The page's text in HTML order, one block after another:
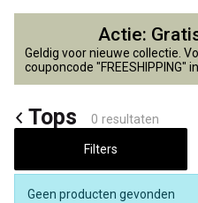
Tops
Lancelot
4
Kids
Actie:
Geldig voor nieuwe collectie.
couponcode "FREESHIPPING"
Tops 0 resultaten
Filters
Geen producten gevonden